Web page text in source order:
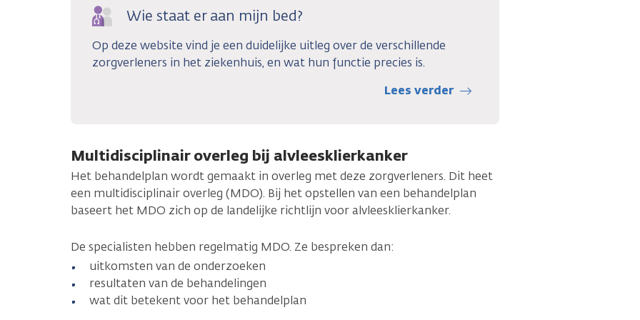
Wie staat er aan mijn bed?
Op deze website vind je een duidelijke uitleg over de verschillende
zorgverleners in het ziekenhuis, en wat hun functie precies is.
Lees verder
Multidisciplinair overleg bij alvleesklierkanker
Het behandelplan wordt gemaakt in overleg met deze zorgverleners. Dit heet
een multidisciplinair overleg (MDO). Bij het opstellen van een behandelplan
baseert het MDO zich op de landelijke richtlijn voor alvleesklierkanker.
De specialisten hebben regelmatig MDO. Ze bespreken dan:
uitkomsten van de onderzoeken
resultaten van de behandelingen
wat dit betekent voor het behandelplan